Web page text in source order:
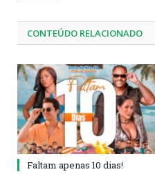
CONTEÚDO RELACIONADO
Faltam apenas 10 dias!